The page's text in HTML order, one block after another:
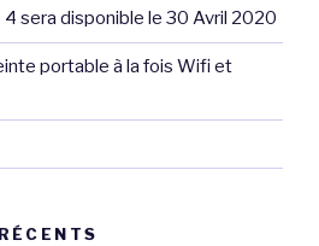
sera disponible le 30 Avril 2020
portable à la fois Wifi et